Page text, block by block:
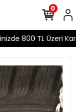
800 TL Üzeri
0